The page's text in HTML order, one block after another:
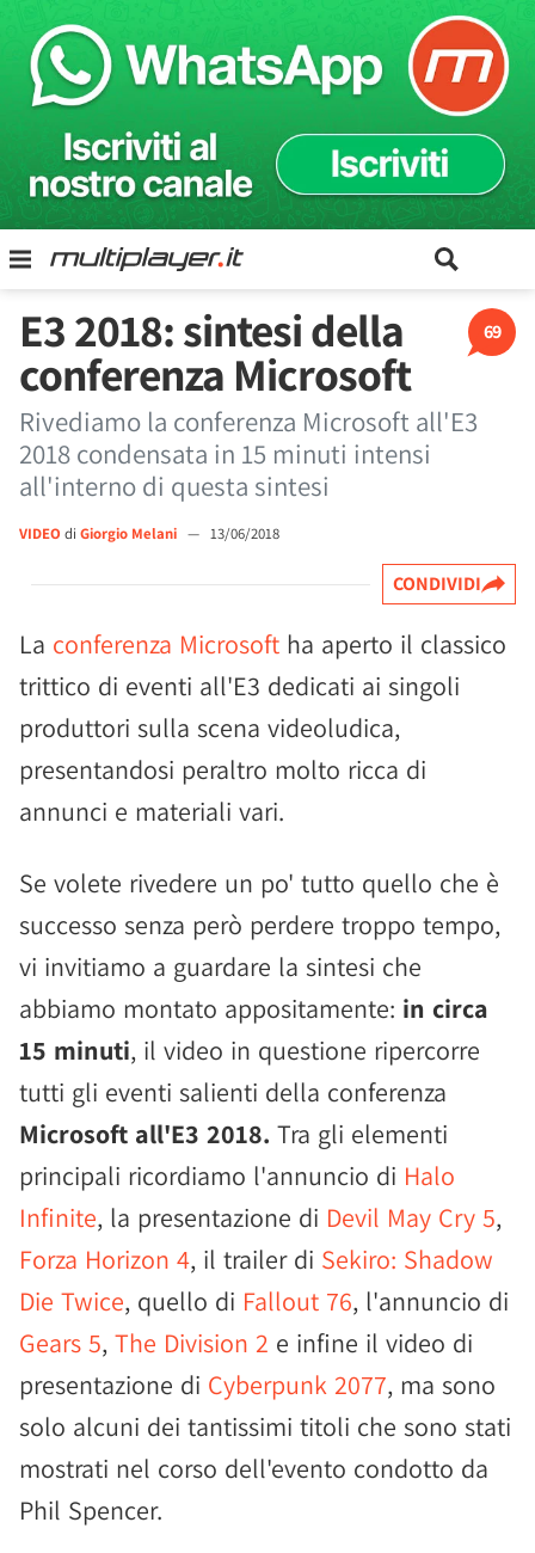
69
E3 2018: sintesi della
conferenza Microsoft
Rivediamo la conferenza Microsoft all'E3
2018 condensata in 15 minuti intensi
all'interno di questa sintesi
VIDEO di Giorgio Melani — 13/06/2018
CONDIVIDI
La conferenza Microsoft ha aperto il classico
trittico di eventi all'E3 dedicati ai singoli
produttori sulla scena videoludica,
presentandosi peraltro molto ricca di
annunci e materiali vari.
Se volete rivedere un po' tutto quello che è
successo senza però perdere troppo tempo,
vi invitiamo a guardare la sintesi che
abbiamo montato appositamente: in circa
15 minuti, il video in questione ripercorre
tutti gli eventi salienti della conferenza
Microsoft all'E3 2018. Tra gli elementi
principali ricordiamo l'annuncio di Halo
Infinite, la presentazione di Devil May Cry 5,
Forza Horizon 4, il trailer di Sekiro: Shadow
Die Twice, quello di Fallout 76, l'annuncio di
Gears 5, The Division 2 e infine il video di
presentazione di Cyberpunk 2077, ma sono
solo alcuni dei tantissimi titoli che sono stati
mostrati nel corso dell'evento condotto da
Phil Spencer.